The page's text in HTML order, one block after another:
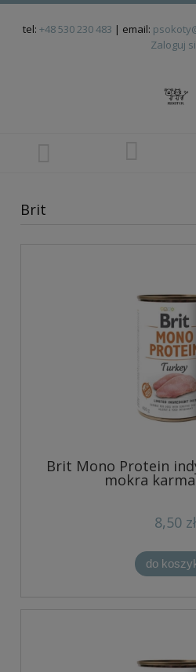
tel: +48 530 230 483 | email:
Zaloguj
Brit
Brit Mono Protein
mokra
8,50 zł
do